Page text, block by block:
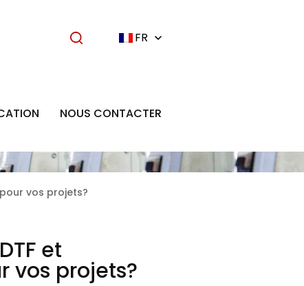
FR
NOUS CONTACTER
vos projets?
et
vos projets?